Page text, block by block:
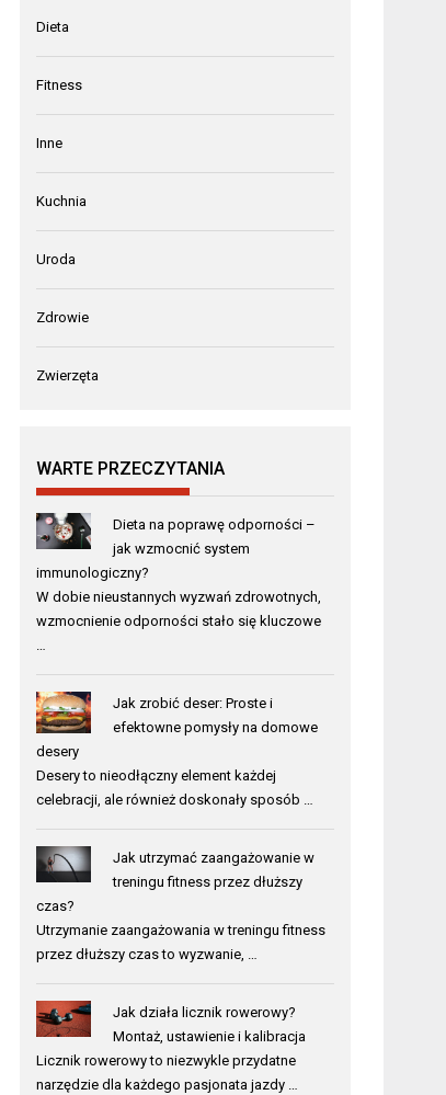
Dieta
Fitness
Inne
Kuchnia
Uroda
Zdrowie
Zwierzęta
WARTE PRZECZYTANIA
Dieta na poprawę odporności –
jak wzmocnić system
immunologiczny?
W dobie nieustannych wyzwań zdrowotnych,
wzmocnienie odporności stało się kluczowe
…
Jak zrobić deser: Proste i
efektowne pomysły na domowe
desery
Desery to nieodłączny element każdej
celebracji, ale również doskonały sposób …
Jak utrzymać zaangażowanie w
treningu fitness przez dłuższy
czas?
Utrzymanie zaangażowania w treningu fitness
przez dłuższy czas to wyzwanie, …
Jak działa licznik rowerowy?
Montaż, ustawienie i kalibracja
Licznik rowerowy to niezwykle przydatne
narzędzie dla każdego pasjonata jazdy …